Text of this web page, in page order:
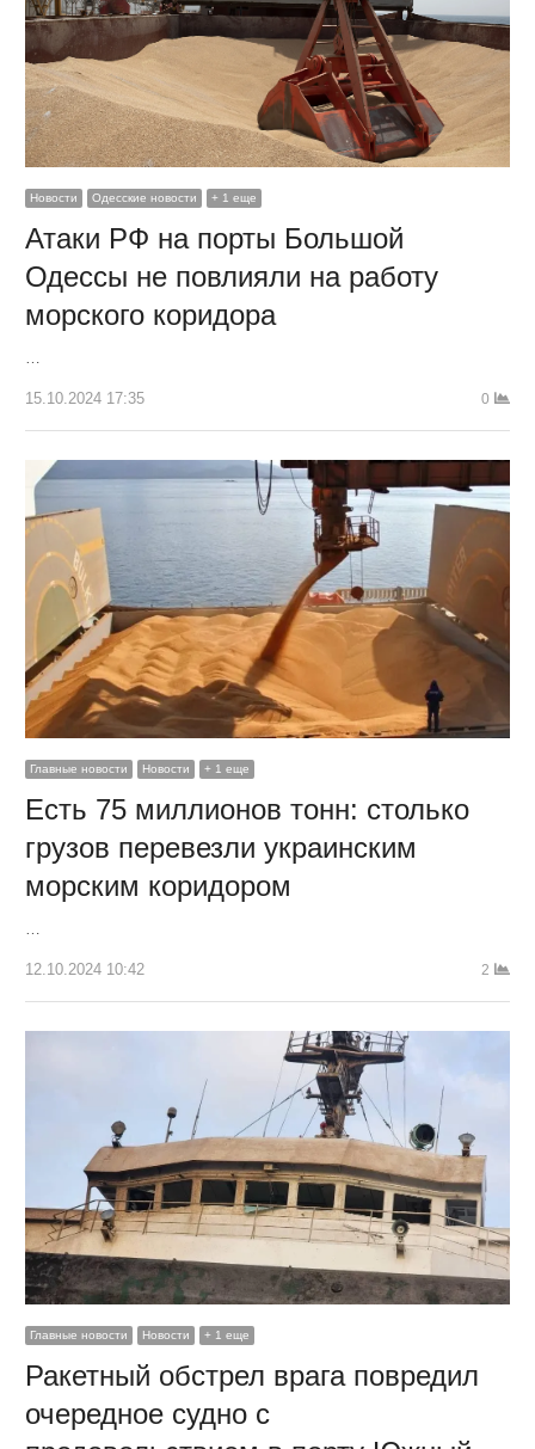
Новости Одесские новости + 1 еще
Атаки РФ на порты Большой
Одессы не повлияли на работу
морского коридора
15.10.2024 17:35 0
Главные новости Новости + 1 еще
Есть 75 миллионов тонн: столько
грузов перевезли украинским
морским коридором
12.10.2024 10:42 2
Главные новости Новости + 1 еще
Ракетный обстрел врага повредил
очередное судно с